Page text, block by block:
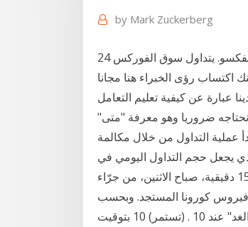
by Mark Zuckerberg
تعلم مع ألفكسو أهم مصطلحات اساسية في التداول عبر الانترنت مع ألفكسو. يتداول سوق الفوركس 24
عن كيفية تعليم التعامل
ضروريا وهو معرفة "متى"
عملية التداول من خلال مكالمة
يجعل حجم التداول اليومي في
سوق الفوركس كبير للغاية. تم تعليق التداول في بورصة "وول ستريت" 15 دقيقية، صباح الاثنين، من جرّاء
فيروس كورونا المستجد. وبحسب
بيانات بورصة موسكو، فقد ارتفع سعر صرف الدولار في حسابات " الغد" عند 10 . (تستمر) 10 بتوقيت